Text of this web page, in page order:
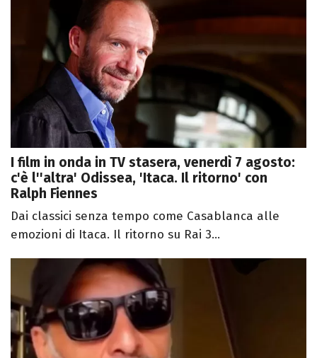
I film in onda in TV stasera, venerdì 7 agosto:
c'è l''altra' Odissea, 'Itaca. Il ritorno' con
Ralph Fiennes
Dai classici senza tempo come Casablanca alle
emozioni di Itaca. Il ritorno su Rai 3...